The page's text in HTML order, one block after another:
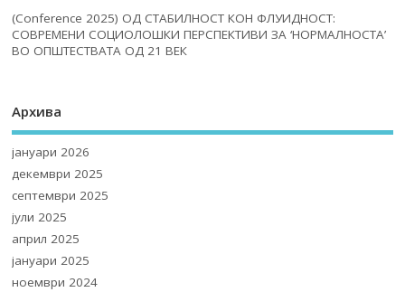
(Conference 2025) ОД СТАБИЛНОСТ КОН ФЛУИДНОСТ:
СОВРЕМЕНИ СОЦИОЛОШКИ ПЕРСПЕКТИВИ ЗА ‘НОРМАЛНОСТА’
ВО ОПШТЕСТВАТА ОД 21 ВЕК
Архива
јануари 2026
декември 2025
септември 2025
јули 2025
април 2025
јануари 2025
ноември 2024